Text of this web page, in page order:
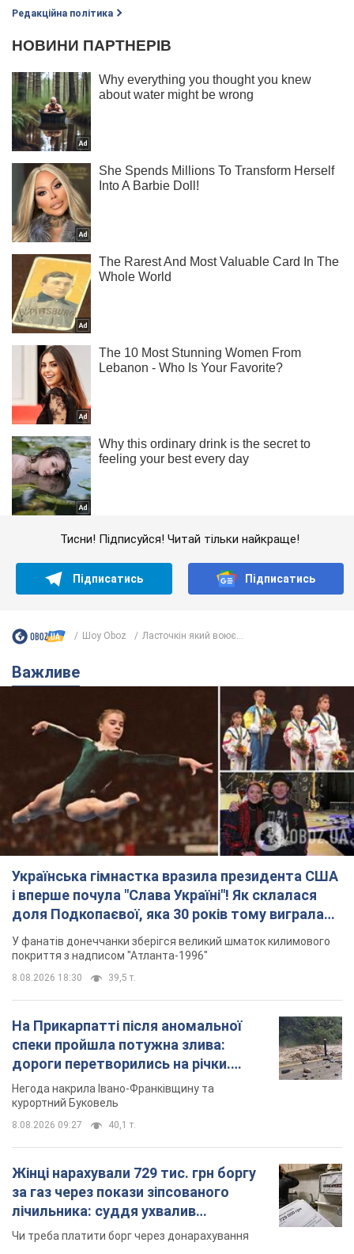
Редакційна політика
Тисни! Підписуйся! Читай тільки найкраще!
Підписатись Підписатись
Шоу Oboz Ласточкін який воює...
Важливе
Українська гімнастка вразила президента США
і вперше почула "Слава Україні"! Як склалася
доля Подкопаєвої, яка 30 років тому виграла
"золото" Олімпіади
У фанатів донеччанки зберігся великий шматок килимового
покриття з надписом "Атланта-1996"
8.08.2026 18:30 39,5 т.
На Прикарпатті після аномальної
спеки пройшла потужна злива:
дороги перетворились на річки.
Відео
Негода накрила Івано-Франківщину та
курортний Буковель
8.08.2026 09:27 40,1 т.
Жінці нарахували 729 тис. грн боргу
за газ через покази зіпсованого
лічильника: суддя ухвалив
неочікуване рішення
Чи треба платити борг через донарахування